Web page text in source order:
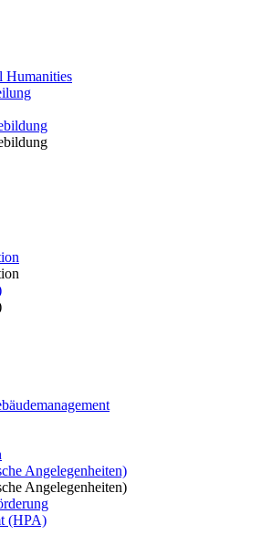
Humanities
Angelegenheiten)
Angelegenheiten)
(HPA)